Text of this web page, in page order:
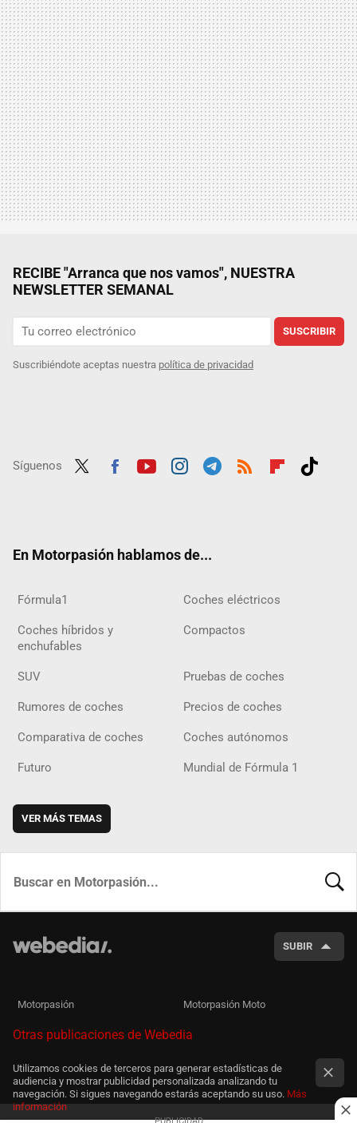
RECIBE "Arranca que nos vamos", NUESTRA
NEWSLETTER SEMANAL
SUSCRIBIR
Suscribiéndote aceptas nuestra política de privacidad
Síguenos
En Motorpasión hablamos de...
Fórmula1 Coches eléctricos
Coches híbridos y
enchufables
Compactos
SUV Pruebas de coches
Rumores de coches Precios de coches
Comparativa de coches Coches autónomos
Futuro Mundial de Fórmula 1
VER MÁS TEMAS
SUBIR
Motorpasión Motorpasión Moto
Otras publicaciones de Webedia
Utilizamos cookies de terceros para generar estadísticas de
audiencia y mostrar publicidad personalizada analizando tu
navegación. Si sigues navegando estarás aceptando su uso. Más
información